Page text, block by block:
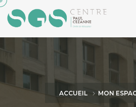
ACCUEIL MON